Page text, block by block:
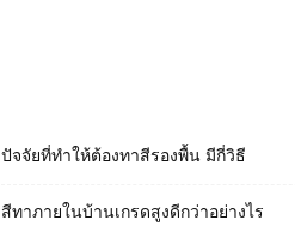
ปัจจัยที่ทำให้ต้องทาสีรองพื้น มีกี่วิธี
สีทาภายในบ้านเกรดสูงดีกว่าอย่างไร